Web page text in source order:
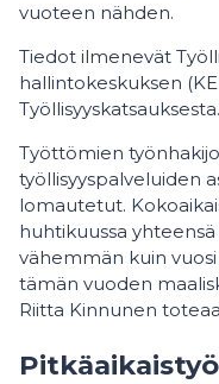
vuoteen nähden.
Tiedot ilmenevät
hallintokeskuksen
Työllisyyskatsauksesta.
Työttömien
työllisyyspalveluiden
lomautetut.
huhtikuussa
vähemmän kuin
tämän vuoden
Riitta Kinnunen